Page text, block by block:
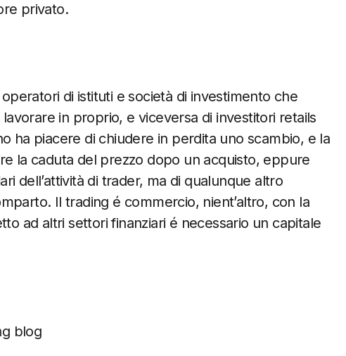
privato.
di istituti e società di investimento che
in proprio, e viceversa di investitori retails
ha piacere di chiudere in perdita uno scambio, e la
la caduta del prezzo dopo un acquisto, eppure
dell’attività di trader, ma di qualunque altro
Il trading é commercio, nient’altro, con la
ad altri settori finanziari é necessario un capitale
blog